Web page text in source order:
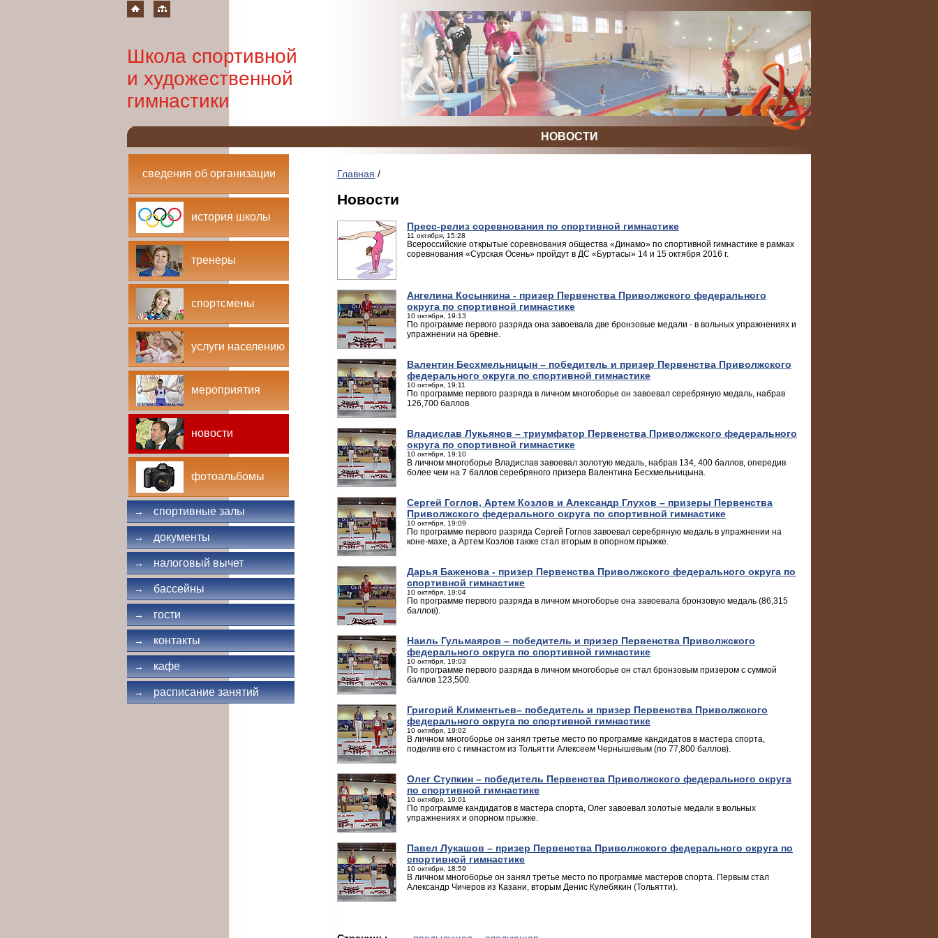
Школа спортивной
и художественной
гимнастики
НОВОСТИ
сведения об организации
история школы
тренеры
спортсмены
услуги населению
мероприятия
новости
фотоальбомы
→ спортивные залы
→ документы
→ налоговый вычет
→ бассейны
→ гости
→ контакты
→ кафе
→ расписание занятий
Главная /
Новости
Пресс-релиз соревнования по спортивной гимнастике
11 октября, 15:28
Всероссийские открытые соревнования общества «Динамо» по спортивной гимнастике в рамках
соревнования «Сурская Осень» пройдут в ДС «Буртасы» 14 и 15 октября 2016 г.
Ангелина Косынкина - призер Первенства Приволжского федерального
округа по спортивной гимнастике
10 октября, 19:13
По программе первого разряда она завоевала две бронзовые медали - в вольных упражнениях и
упражнении на бревне.
Валентин Бесхмельницын – победитель и призер Первенства Приволжского
федерального округа по спортивной гимнастике
10 октября, 19:11
По программе первого разряда в личном многоборье он завоевал серебряную медаль, набрав
126,700 баллов.
Владислав Лукьянов – триумфатор Первенства Приволжского федерального
округа по спортивной гимнастике
10 октября, 19:10
В личном многоборье Владислав завоевал золотую медаль, набрав 134, 400 баллов, опередив
более чем на 7 баллов серебряного призера Валентина Бесхмельницына.
Сергей Гоглов, Артем Козлов и Александр Глухов – призеры Первенства
Приволжского федерального округа по спортивной гимнастике
10 октября, 19:09
По программе первого разряда Сергей Гоглов завоевал серебряную медаль в упражнении на
коне-махе, а Артем Козлов также стал вторым в опорном прыжке.
Дарья Баженова - призер Первенства Приволжского федерального округа по
спортивной гимнастике
10 октября, 19:04
По программе первого разряда в личном многоборье она завоевала бронзовую медаль (86,315
баллов).
Наиль Гульмаяров – победитель и призер Первенства Приволжского
федерального округа по спортивной гимнастике
10 октября, 19:03
По программе первого разряда в личном многоборье он стал бронзовым призером с суммой
баллов 123,500.
Григорий Климентьев– победитель и призер Первенства Приволжского
федерального округа по спортивной гимнастике
10 октября, 19:02
В личном многоборье он занял третье место по программе кандидатов в мастера спорта,
поделив его с гимнастом из Тольятти Алексеем Чернышевым (по 77,800 баллов).
Олег Ступкин – победитель Первенства Приволжского федерального округа
по спортивной гимнастике
10 октября, 19:01
По программе кандидатов в мастера спорта, Олег завоевал золотые медали в вольных
упражнениях и опорном прыжке.
Павел Лукашов – призер Первенства Приволжского федерального округа по
спортивной гимнастике
10 октября, 18:59
В личном многоборье он занял третье место по программе мастеров спорта. Первым стал
Александр Чичеров из Казани, вторым Денис Кулебякин (Тольятти).